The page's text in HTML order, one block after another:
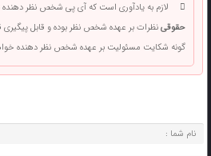
لازم به یادآوری است که آی پی شخص نظر
حقوقینظرات بر عهده شخص نظر بوده و قابل
گونه شکایت مسئولیت بر عهده شخص نظر دهنده